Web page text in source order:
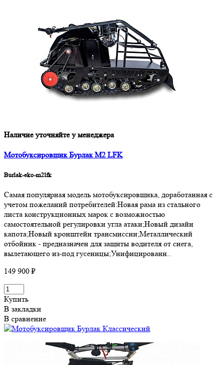
Наличие уточняйте у менеджера
Мотобуксировщик Бурлак M2 LFK
Burlak-eko-m2lfk
Самая популярная модель мотобуксировщика, доработанная с
учетом пожеланий потребителей:Новая рама из стального
листа конструкционных марок с возможностью
самостоятельной регулировки угла атаки;Новый дизайн
капота;Новый кронштейн трансмиссии;Металлический
отбойник - предназначен для защиты водителя от снега,
вылетающего из-под гусеницы;Унифицированн..
149 900 ₽
Купить
В закладки
В сравнение